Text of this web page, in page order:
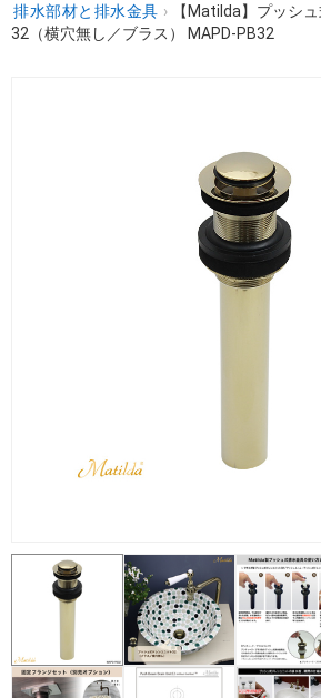
排水部材と排水金具 ›
【Matilda】プッシ
32（横穴無し／ブラス） MAPD-PB32